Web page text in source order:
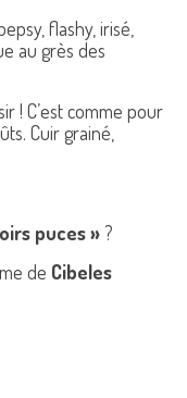
flashy, irisé,
au grès des
! C’est comme pour
Cuir grainé,
puces » ?
de Cibeles